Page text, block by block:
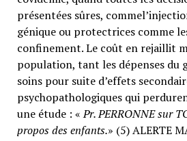
présentées sûres,
génique ou protectrices comme
confinement. Le coût en rejaillit
population, tant les dépenses du
soins pour suite d’effets
psychopathologiques qui
une étude : «Pr. PERRONNE sur
propos des enfants.» (5) ALERTE